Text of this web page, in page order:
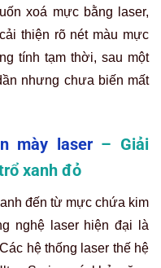
xoá mực bằng laser,
thiện rõ nét màu mực
tính tạm thời, sau một
nhưng chưa biến mất
mày laser– Giải
xanh đỏ
đến từ mực chứa kim
nghệ laser hiện đại là
hệ thống laser thế hệ